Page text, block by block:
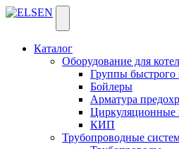
Каталог
Оборудование для
Группы быстрого
Бойлеры
Арматура
Циркуляционные
КИП
Трубопроводные